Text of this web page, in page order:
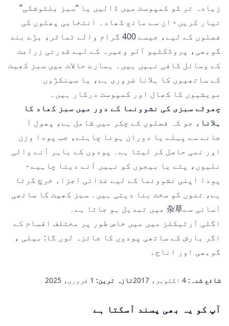
زیادہ تر کو کمپوسٹ میں ڈالیں یا “سبز بلٹوشکی”
تیار کریں - ان سے مائع کھاد۔ انتخابی پھلوں کی
فصلوں کے لیے، جیسے 400 گرام والے ٹماٹر، بڑے بند
گوبھی، پروڈکٹیو آلو وغیرہ کے لیے قدرتی زراعت
کے وسائل کافی نہیں ہیں۔ ہمارے حالات میں سبز کھیت
کے ساتھیوں کا ہلانا ضروری ہے، یا سینکڑوں
مویشیوں کا کھال اور کمپوسٹ درکار ہیں۔
چھوٹے سبزی کی نشوونما کے دور میں سبز کھاد کا
ہلانا ، جو کہ فصلوں کے چکر میں شامل ہے، پھول آ
جانے سے پہلے یا دوران ہونا چاہئے، جب پودا وزن
اور نمی حاصل کر لیتا ہے۔ پودوں کے باہر آنے والی
نلیوں، پتے یا بیجوں کو نہیں آنے دینا چاہیے -
پودا اپنی نشوونما کے لیے غذائی اجزاء خرچ کرتا
ہے، تنوں کو سخت بنا دیتی ہیں۔ سبز کھیت کا ساتھی
آسانی سے杂草 میں تبدیل ہو جاتا ہے۔
اگلی آرٹیکلز میں میں خاص طور پر مختلف اقسام کے
اگر بارش کے ساتھی پودوں کا جائزہ لوں گا: بیلی ،
گوبھی اور اناج .
شائع شدہ: 4 اکتوبر، 2017 تازہ ترین: 1 فروری، 2025
آپ کو یہ بھی پسند آسکتا ہے